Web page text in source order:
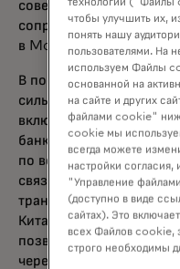
совета директоров
сопредседатель по
в Mastercard.
В последние годы
сильный
включающий десятки
банковских карт и
по всей стране,
связи с мировой
трансграничную и
Китае. Ранее в этом
позволила принимать
через кошельки Alipay
чтобы улучшить их,
понять нашу
пользователями. На
используем Файлы
основанной на
на сайте и других
файлами cookie"
cookie мы
всегда можете
настройки согласия,
"Управление
(доступно в виде
сайтах). Это
всех Файлов cookie,
строго необходимы